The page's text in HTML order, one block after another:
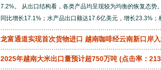
7.2%。 从出口结构看，各类产品均呈现较为均衡的恢复态势
同比增长17.1%；水产品出口额达17.6亿美元，增长23.3%；
龙富通道实现首次货物进口 越南咖啡经云南新口岸
2025年越南大米出口量预计超750万吨 (点击率：